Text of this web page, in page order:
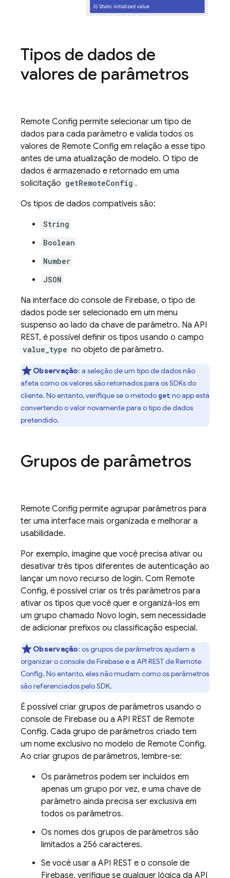
Tipos de dados de
valores de parâmetros
Remote Config permite selecionar um tipo de
dados para cada parâmetro e valida todos os
valores de Remote Config em relação a esse tipo
antes de uma atualização de modelo. O tipo de
dados é armazenado e retornado em uma
solicitação getRemoteConfig .
Os tipos de dados compatíveis são:
String
Boolean
Number
JSON
Na interface do console de Firebase, o tipo de
dados pode ser selecionado em um menu
suspenso ao lado da chave de parâmetro. Na API
REST, é possível definir os tipos usando o campo
value_type no objeto de parâmetro.
Observação: a seleção de um tipo de dados não
afeta como os valores são retornados para os SDKs do
cliente. No entanto, verifique se o método get no app está
convertendo o valor novamente para o tipo de dados
pretendido.
Grupos de parâmetros
Remote Config permite agrupar parâmetros para
ter uma interface mais organizada e melhorar a
usabilidade.
Por exemplo, imagine que você precisa ativar ou
desativar três tipos diferentes de autenticação ao
lançar um novo recurso de login. Com Remote
Config, é possível criar os três parâmetros para
ativar os tipos que você quer e organizá-los em
um grupo chamado Novo login, sem necessidade
de adicionar prefixos ou classificação especial.
Observação: os grupos de parâmetros ajudam a
organizar o console deFirebasee a API REST deRemote
Config. No entanto, eles não mudam como os parâmetros
são referenciados pelo SDK.
É possível criar grupos de parâmetros usando o
console de Firebase ou a API REST de Remote
Config. Cada grupo de parâmetros criado tem
um nome exclusivo no modelo de Remote Config.
Ao criar grupos de parâmetros, lembre-se:
Os parâmetros podem ser incluídos em
apenas um grupo por vez, e uma chave de
parâmetro ainda precisa ser exclusiva em
todos os parâmetros.
Os nomes dos grupos de parâmetros são
limitados a 256 caracteres.
Se você usar a API REST e o console de
Firebase, verifique se qualquer lógica da API